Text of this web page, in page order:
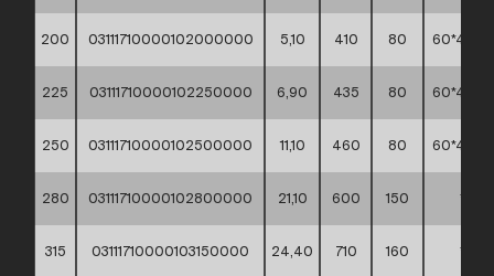
200 03111710000102000000 5,10 410 80
225 03111710000102250000 6,90 435 80
250 03111710000102500000 11,10 460 80
280 03111710000102800000 21,10 600 150 **
315 03111710000103150000 24,40 710 160 **